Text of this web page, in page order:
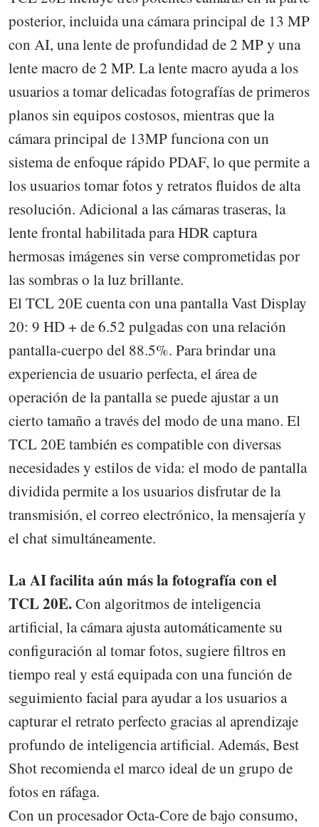
posterior, incluida una cámara principal de 13 MP
con AI, una lente de profundidad de 2 MP y una
lente macro de 2 MP. La lente macro ayuda a los
usuarios a tomar delicadas fotografías de primeros
planos sin equipos costosos, mientras que la
cámara principal de 13MP funciona con un
sistema de enfoque rápido PDAF, lo que permite a
los usuarios tomar fotos y retratos fluidos de alta
resolución. Adicional a las cámaras traseras, la
lente frontal habilitada para HDR captura
hermosas imágenes sin verse comprometidas por
las sombras o la luz brillante.
El TCL 20E cuenta con una pantalla Vast Display
20: 9 HD + de 6.52 pulgadas con una relación
pantalla-cuerpo del 88.5%. Para brindar una
experiencia de usuario perfecta, el área de
operación de la pantalla se puede ajustar a un
cierto tamaño a través del modo de una mano. El
TCL 20E también es compatible con diversas
necesidades y estilos de vida: el modo de pantalla
dividida permite a los usuarios disfrutar de la
transmisión, el correo electrónico, la mensajería y
el chat simultáneamente.
La AI facilita aún más la fotografía con el
TCL 20E.Con algoritmos de inteligencia
artificial, la cámara ajusta automáticamente su
configuración al tomar fotos, sugiere filtros en
tiempo real y está equipada con una función de
seguimiento facial para ayudar a los usuarios a
capturar el retrato perfecto gracias al aprendizaje
profundo de inteligencia artificial. Además, Best
Shot recomienda el marco ideal de un grupo de
fotos en ráfaga.
Con un procesador Octa-Core de bajo consumo,